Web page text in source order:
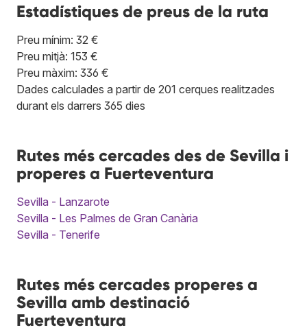
Estadístiques de preus de la ruta
Preu mínim: 32 €
Preu mitjà: 153 €
Preu màxim: 336 €
Dades calculades a partir de 201 cerques realitzades
durant els darrers 365 dies
Rutes més cercades des de Sevilla i
properes a Fuerteventura
Sevilla - Lanzarote
Sevilla - Les Palmes de Gran Canària
Sevilla - Tenerife
Rutes més cercades properes a
Sevilla amb destinació
Fuerteventura